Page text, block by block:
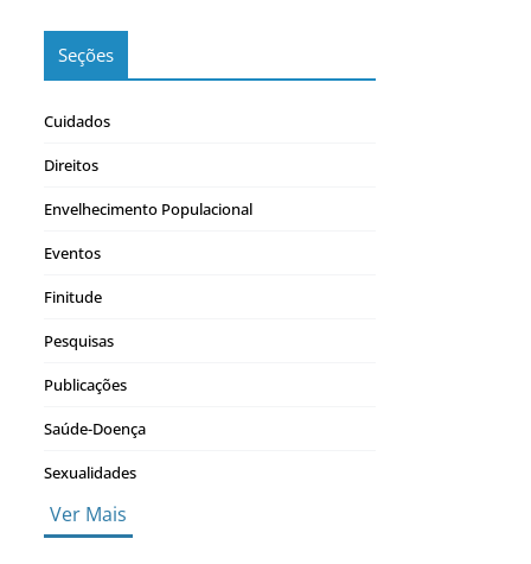
Seções
Cuidados
Direitos
Envelhecimento Populacional
Eventos
Finitude
Pesquisas
Publicações
Saúde-Doença
Sexualidades
Ver Mais